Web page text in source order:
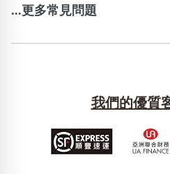
...更多常見問題
我們的優質